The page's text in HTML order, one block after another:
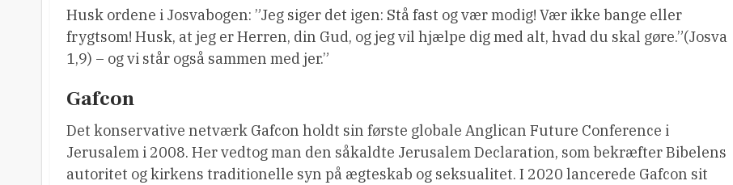
Husk ordene i Josvabogen: ”Jeg siger det igen: Stå fast og vær modig! Vær ikke bange eller
frygtsom! Husk, at jeg er Herren, din Gud, og jeg vil hjælpe dig med alt, hvad du skal gøre.”(Josva
1,9) – og vi står også sammen med jer.”
Gafcon
Det konservative netværk Gafcon holdt sin første globale Anglican Future Conference i
Jerusalem i 2008. Her vedtog man den såkaldte Jerusalem Declaration, som bekræfter Bibelens
autoritet og kirkens traditionelle syn på ægteskab og seksualitet. I 2020 lancerede Gafcon sit